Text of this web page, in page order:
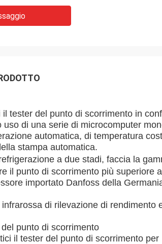
il tester del punto di scorrimento in
uso di una serie di microcomputer
automatica, di temperatura
stampa automatica.
a due stadi, faccia la
il punto di scorrimento più
importato Danfoss della
di rilevazione di rendimento
punto di scorrimento
il tester del punto di scorrimento